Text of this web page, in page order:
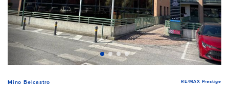
Mino Belcastro RE/MAX Prestige